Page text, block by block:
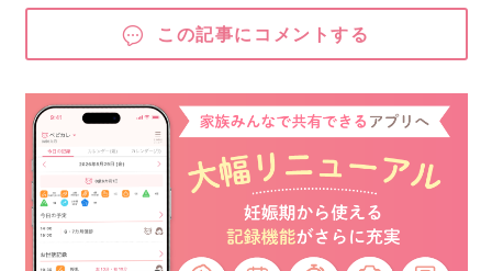
この記事にコメントする